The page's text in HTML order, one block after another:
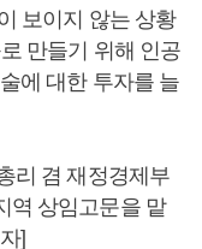
보이지 않는 상황
만들기 위해 인공
에 대한 투자를 늘
리 겸 재정경제부
역 상임고문을 맡
]